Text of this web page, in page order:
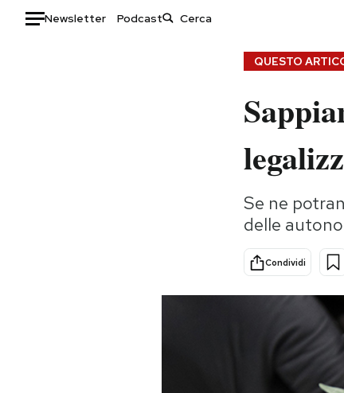
Newsletter Podcast
Storie/Idee
Ok Boomer!
Altrecose
QUESTO
Se ne
delle
Condividi